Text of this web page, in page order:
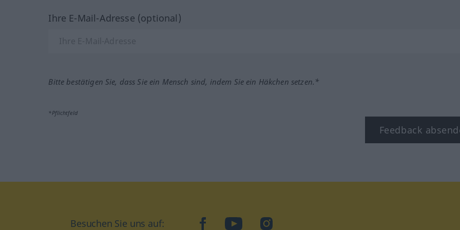
Ihre E-Mail-Adresse (optional)
Bitte bestätigen Sie, dass Sie ein Mensch sind, indem Sie ein Häkchen setzen.*
*Pflichtfeld
Feedback
Besuchen Sie uns auf: facebookYouTubeInstagram